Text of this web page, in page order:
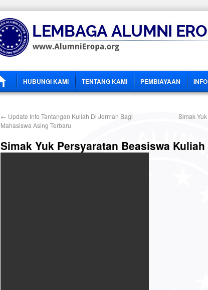
HUBUNGI KAMI TENTANG KAMI PEMBIAYAAN
← Update Info Tantangan Kuliah Di Jerman Bagi
Mahasiswa Asing Terbaru
Simak
Simak Yuk Persyaratan Beasiswa